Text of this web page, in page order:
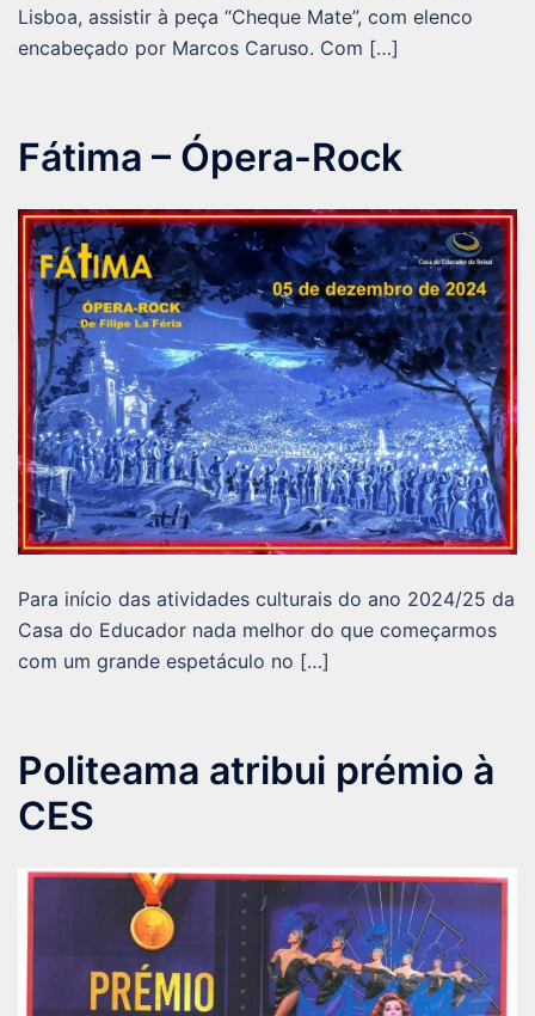
Lisboa, assistir à peça “Cheque Mate”, com elenco
encabeçado por Marcos Caruso. Com […]
Fátima – Ópera-Rock
Para início das atividades culturais do ano 2024/25 da
Casa do Educador nada melhor do que começarmos
com um grande espetáculo no […]
Politeama atribui prémio à
CES